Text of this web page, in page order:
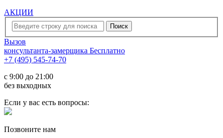
АКЦИИ
Вызов
консультанта-замерщика Бесплатно
+7 (495) 545-74-70
c 9:00 до 21:00
без выходных
Если у вас есть вопросы:
Позвоните нам